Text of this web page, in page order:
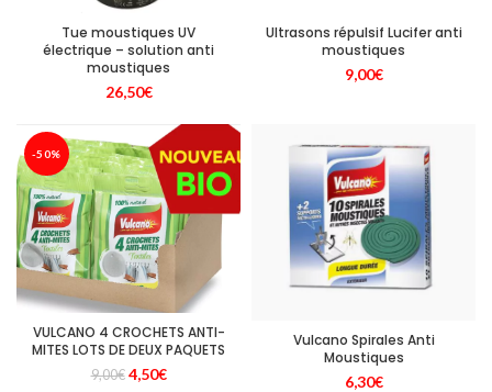
Tue moustiques UV
électrique – solution anti
moustiques
26,50€
Ultrasons répulsif Lucifer anti
moustiques
9,00€
-50%
VULCANO 4 CROCHETS ANTI-
MITES LOTS DE DEUX PAQUETS
9,00€ Le
4,50€Le
Vulcano Spirales Anti
Moustiques
6,30€